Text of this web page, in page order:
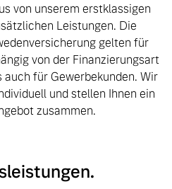
erhalten bei uns eine
von Original
Winter- und
Kompletträder.
sprechen Sie uns
an.
von unserem erstklassigen
Leistungen. Die
gelten für
von der Finanzierungsart
für Gewerbekunden. Wir
und stellen Ihnen ein
zusammen.